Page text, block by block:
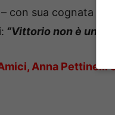
con sua cognata
“Vittorio non è un
Anna Pettinelli